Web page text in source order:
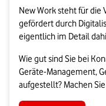
New Work steht für die
gefördert durch
eigentlich im Detail
Wie gut sind Sie bei
Geräte-Management,
aufgestellt? Machen